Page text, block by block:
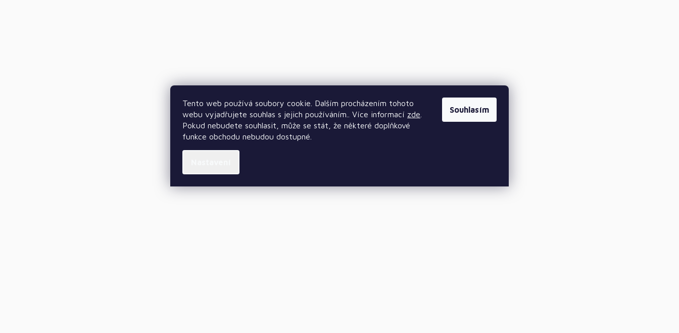
Tento web používá soubory cookie. Dalším procházením tohoto
webu vyjadřujete souhlas s jejich používáním.. Více informací zde
Pokud nebudete souhlasit, může se stát, že některé doplňkové
funkce obchodu nebudou dostupné.
Souhlasím